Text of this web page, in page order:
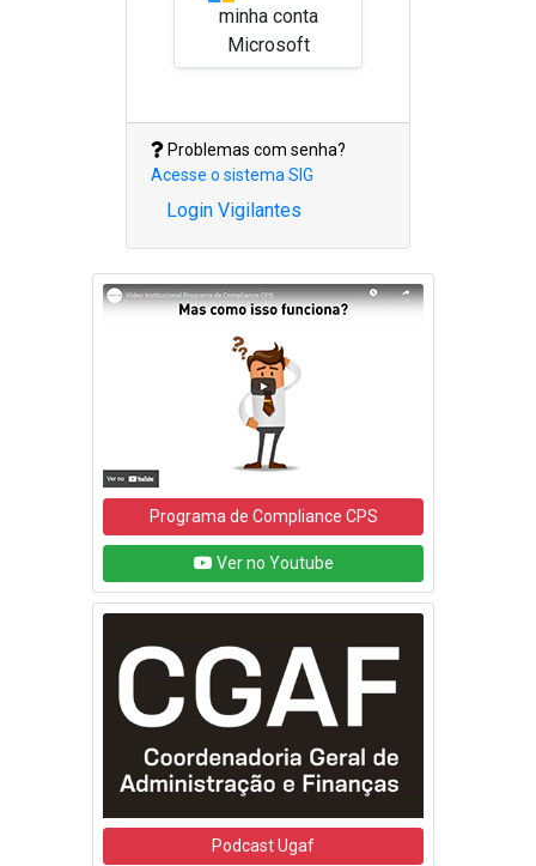
minha conta
Microsoft
Problemas com senha?
Acesse o sistema SIG
Login Vigilantes
Programa de Compliance CPS
Ver no Youtube
Podcast Ugaf